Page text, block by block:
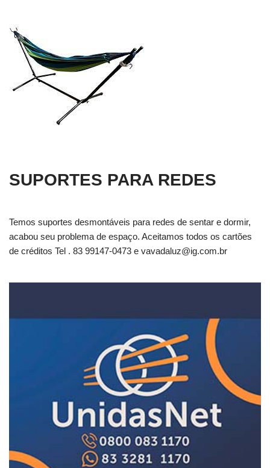
SUPORTES PARA REDES
Temos suportes desmontáveis para redes de sentar e dormir,
acabou seu problema de espaço. Aceitamos todos os cartões
de créditos Tel . 83 99147-0473 e vavadaluz@ig.com.br